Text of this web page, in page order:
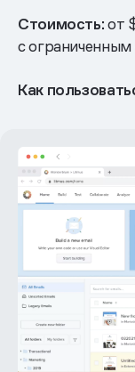
Стоимость:от
с
Как